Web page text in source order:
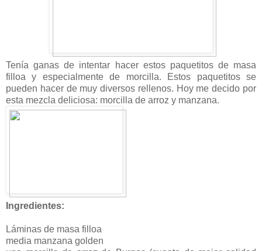
Tenía ganas de intentar hacer estos paquetitos de masa
filloa y especialmente de morcilla. Estos paquetitos se
pueden hacer de muy diversos rellenos. Hoy me decido por
esta mezcla deliciosa: morcilla de arroz y manzana.
Ingredientes:
Láminas de masa filloa
media manzana golden